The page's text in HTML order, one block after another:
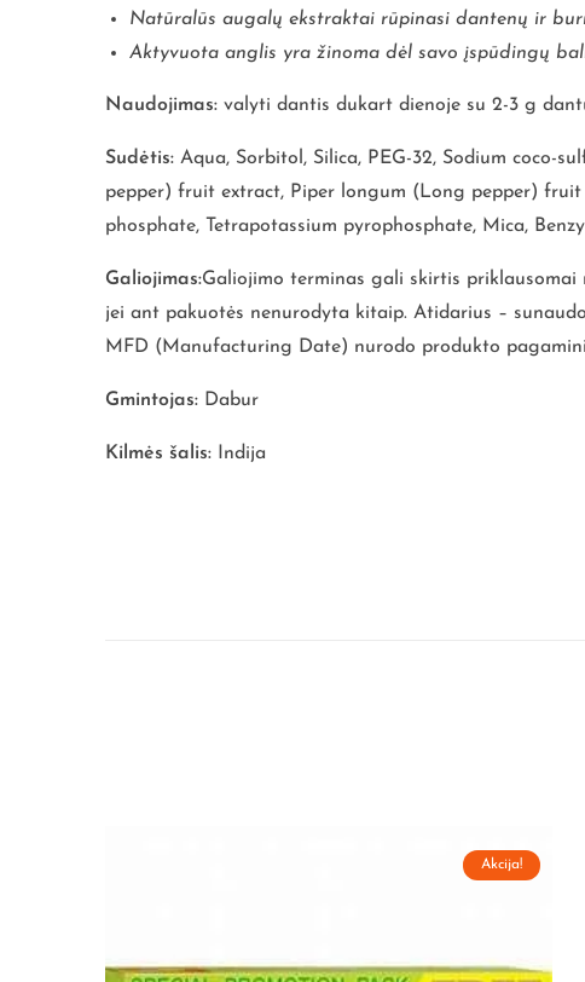
Natūralūs augalų ekstraktai rūpinasi dantenų ir
Aktyvuota anglis yra žinoma dėl savo įspūdingų
Naudojimas: valyti dantis dukart dienoje su 2-3 g
Sudėtis: Aqua, Sorbitol, Silica, PEG-32, Sodium coco-
pepper) fruit extract, Piper longum (Long pepper)
phosphate, Tetrapotassium pyrophosphate, Mica,
Galiojimas:Galiojimo terminas gali skirtis
jei ant pakuotės nenurodyta kitaip. Atidarius –
MFD (Manufacturing Date) nurodo produkto
Gmintojas: Dabur
Kilmės šalis: Indija
Akcija!